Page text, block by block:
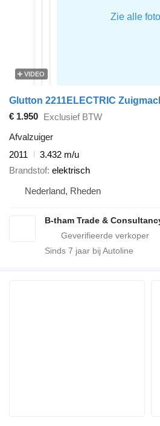
VIDEO
Glutton 2211ELECTRIC
€ 1.950 Exclusief BTW
Afvalzuiger
2011
3.432 m/u
Brandstof elektrisch
Nederland, Rheden
B-tham Trade &
Sinds 7 jaar bij Autoline